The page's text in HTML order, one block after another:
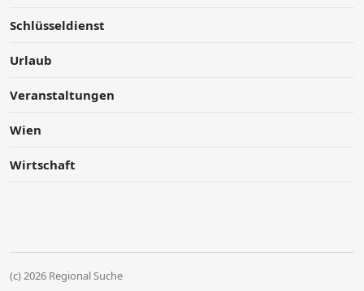
Schlüsseldienst
Urlaub
Veranstaltungen
Wien
Wirtschaft
(c) 2026 Regional Suche